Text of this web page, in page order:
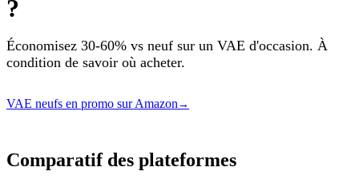
?
Économisez 30-60% vs neuf sur un VAE d'occasion. À
condition de savoir où acheter.
VAE neufs en promo sur Amazon→
Comparatif des plateformes